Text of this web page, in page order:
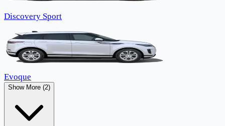
Discovery Sport
Evoque
Show More (2)